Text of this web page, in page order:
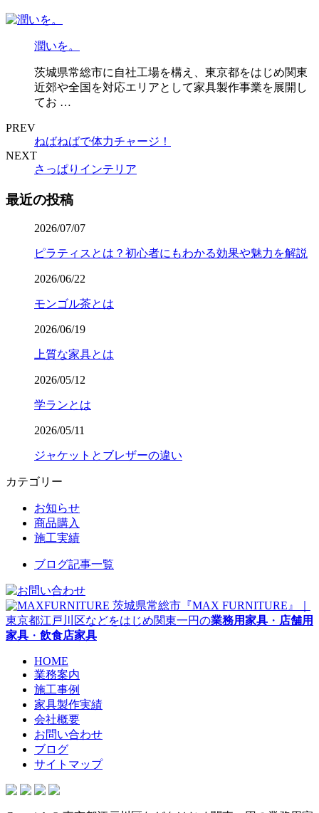
潤いを。
茨城県常総市に自社工場を構え、東京都をはじめ関東
近郊や全国を対応エリアとして家具製作事業を展開し
てお …
PREV
ねばねばで体力チャージ！
NEXT
さっぱりインテリア
最近の投稿
2026/07/07
ピラティスとは？初心者にもわかる効果や魅力を解説
2026/06/22
モンゴル茶とは
2026/06/19
上質な家具とは
2026/05/12
学ランとは
2026/05/11
ジャケットとブレザーの違い
カテゴリー
お知らせ
商品購入
施工実績
ブログ記事一覧
茨城県常総市『MAX FURNITURE』｜
東京都江戸川区などをはじめ関東一円の業務用家具 ・ 店舗用
家具 ・ 飲食店家具
HOME
業務案内
施工事例
家具製作実績
会社概要
お問い合わせ
ブログ
サイトマップ